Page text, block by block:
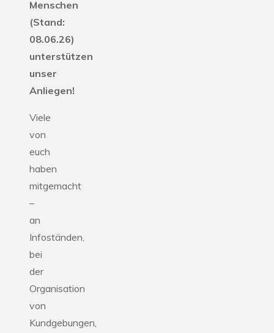
Menschen
(Stand:
08.06.26)
unterstützen
unser
Anliegen!
Viele
von
euch
haben
mitgemacht
–
an
Infoständen,
bei
der
Organisation
von
Kundgebungen,